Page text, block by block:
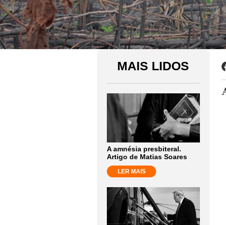
MAIS LIDOS
A amnésia presbiteral.
Artigo de Matias Soares
LER MAIS